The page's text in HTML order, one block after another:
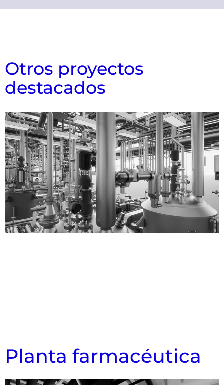
Otros proyectos
destacados
Planta farmacéutica